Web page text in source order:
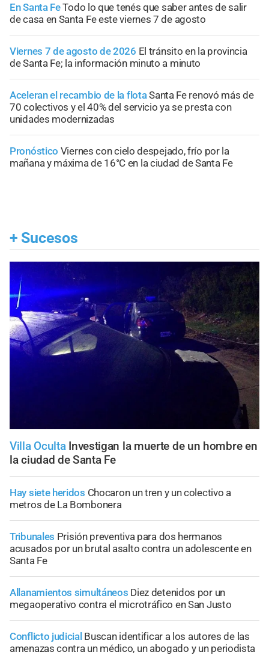
En Santa FeTodo lo que tenés que saber antes de salir
de casa en Santa Fe este viernes 7 de agosto
Viernes 7 de agosto de 2026 El tránsito en la provincia
de Santa Fe; la información minuto a minuto
Aceleran el recambio de la flotaSanta Fe renovó más de
70 colectivos y el 40% del servicio ya se presta con
unidades modernizadas
Pronóstico Viernes con cielo despejado, frío por la
mañana y máxima de 16°C en la ciudad de Santa Fe
+ Sucesos
Villa Oculta Investigan la muerte de un hombre en
la ciudad de Santa Fe
Hay siete heridos Chocaron un tren y un colectivo a
metros de La Bombonera
Tribunales Prisión preventiva para dos hermanos
acusados por un brutal asalto contra un adolescente en
Santa Fe
Allanamientos simultáneos Diez detenidos por un
megaoperativo contra el microtráfico en San Justo
Conflicto judicial Buscan identificar a los autores de las
amenazas contra un médico, un abogado y un periodista